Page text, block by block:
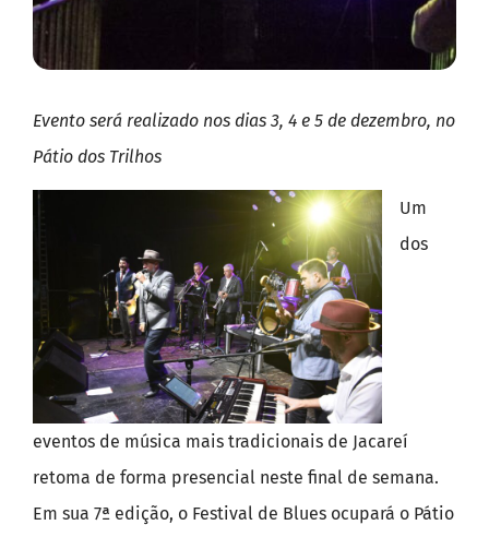
Evento será realizado nos dias 3, 4 e 5 de dezembro, no
Pátio dos Trilhos
Um
dos
eventos de música mais tradicionais de Jacareí
retoma de forma presencial neste final de semana.
Em sua 7ª edição, o Festival de Blues ocupará o Pátio